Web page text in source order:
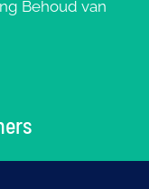
Behoud van